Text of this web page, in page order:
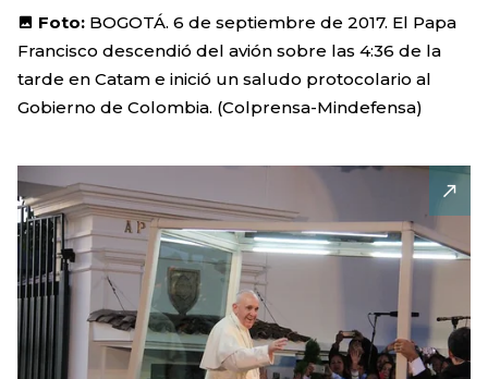
Foto: BOGOTÁ. 6 de septiembre de 2017. El Papa
Francisco descendió del avión sobre las 4:36 de la
tarde en Catam e inició un saludo protocolario al
Gobierno de Colombia. (Colprensa-Mindefensa)